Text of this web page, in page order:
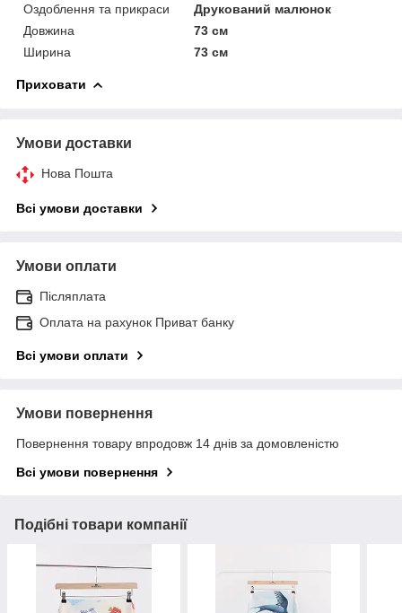
Оздоблення та прикраси
Друкований малюнок
Довжина
73 см
Ширина
73 см
Приховати
Умови доставки
Нова Пошта
Всі умови доставки
Умови оплати
Післяплата
Оплата на рахунок Приват банку
Всі умови оплати
Умови повернення
Повернення товару впродовж 14 днів за домовленістю
Всі умови повернення
Подібні товари компанії